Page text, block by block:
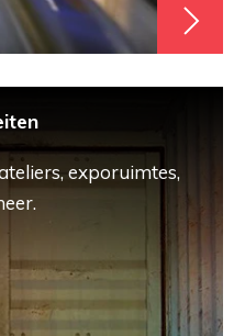
exporuimtes,